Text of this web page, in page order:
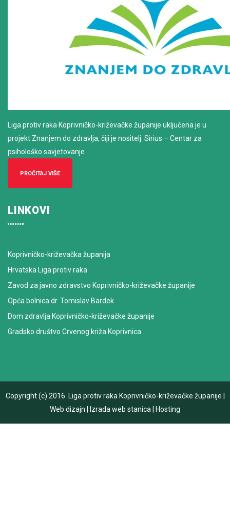
Liga protiv raka Koprivničko-križevačke županije uključena je u
projekt Znanjem do zdravlja, čiji je nositelj: Sirius – Centar za
psihološko savjetovanje
PROČITAJ VIŠE
LINKOVI
Koprivničko-križevačka županija
Hrvatska Liga protiv raka
Zavod za javno zdravstvo Koprivničko-križevačke županije
Opća bolnica dr. Tomislav Bardek
Dom zdravlja Koprivničko-križevačke županije
Gradsko društvo Crvenog križa Koprivnica
Copyright (c) 2016. Liga protiv raka Koprivničko-križevačke županije
Web dizajn
Izrada web stanica Hosting